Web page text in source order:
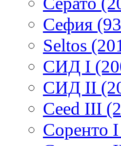
Сефия
Seltos
СИД I
СИД II
Ceed III
Соренто